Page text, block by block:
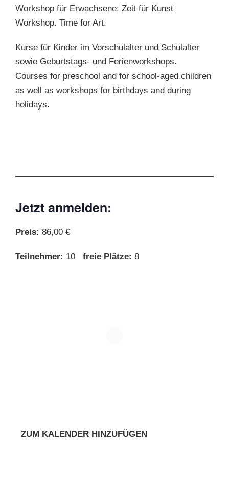
Workshop für Erwachsene: Zeit für Kunst
Workshop. Time for Art.
Kurse für Kinder im Vorschulalter und Schulalter
sowie Geburtstags- und Ferienworkshops.
Courses for preschool and for school-aged children
as well as workshops for birthdays and during
holidays.
Jetzt anmelden:
Preis: 86,00 €
Teilnehmer: 10 freie Plätze: 8
ZUM KALENDER HINZUFÜGEN